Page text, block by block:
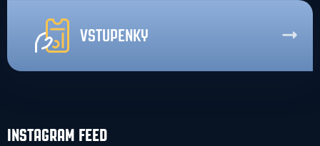
VSTUPENKY
INSTAGRAM FEED